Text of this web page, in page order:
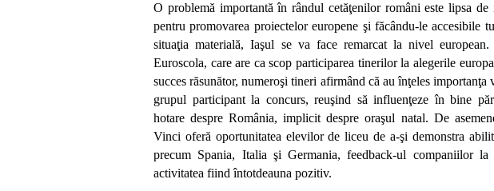
O problemă importantă în rândul cetăţenilor români este lipsa
pentru promovarea proiectelor europene şi făcându-le accesibile
situaţia materială, Iaşul se va face remarcat la nivel
Euroscola, care are ca scop participarea tinerilor la alegerile
succes răsunător, numeroşi tineri afirmând că au înţeles
grupul participant la concurs, reuşind să influenţeze în bine
hotare despre România, implicit despre oraşul natal. De
Vinci oferă oportunitatea elevilor de liceu de a-şi demonstra
precum Spania, Italia şi Germania, feedback-ul companiilor la
activitatea fiind întotdeauna pozitiv.